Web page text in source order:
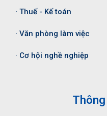
· Thuế - Kế toán
· Văn phòng làm việc
· Cơ hội nghề nghiệp